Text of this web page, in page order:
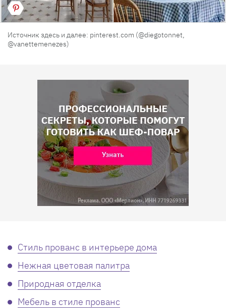
Источник здесь и далее: pinterest.com (@diegotonnet,
@vanettemenezes)
Стиль прованс в интерьере дома
Нежная цветовая палитра
Природная отделка
Мебель в стиле прованс